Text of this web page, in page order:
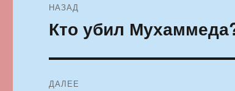
по
НАЗАД
Предыдущая
Кто убил
ДАЛЕЕ